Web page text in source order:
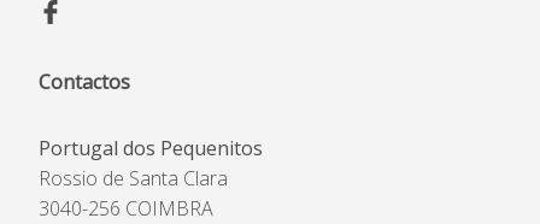
Contactos
Portugal dos Pequenitos
Rossio de Santa Clara
3040-256 COIMBRA